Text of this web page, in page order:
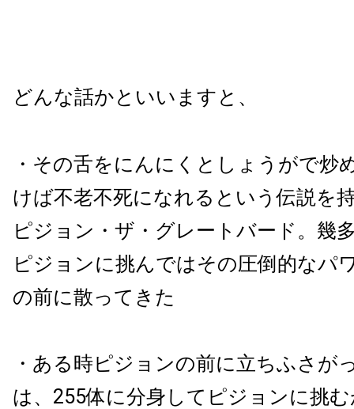
どんな話かといいますと、
・その舌をにんにくとしょうがで炒
けば不老不死になれるという伝説を
ピジョン・ザ・グレートバード。幾
ピジョンに挑んではその圧倒的なパ
の前に散ってきた
・ある時ピジョンの前に立ちふさが
は、255体に分身してピジョンに挑